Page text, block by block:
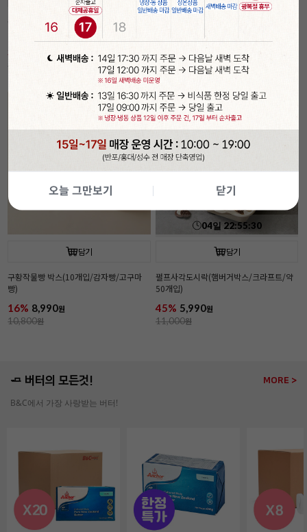
오늘 그만보기 닫기
속이 잘 보이는 투명 햄버거 상자(50개입/
30% 6,990원
9,990
21% 5,490원
6,990
원
담기
구황작물빵 박스(10개입/감자빵/고구마
빵)
16% 8,990원
10,800원
기간
할인
04일 22:55:29
담기
펄프사각도시락(햄버거박스/크라프트/약
50개입)
45% 5,990원
11,000원
🧈 버터의 모든것! MORE >
B&C에서 가장 사랑받는 버터!